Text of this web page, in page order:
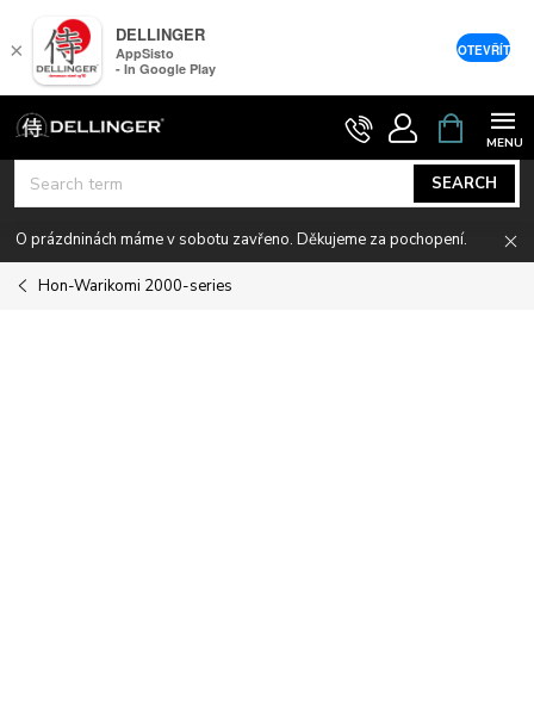
Skip
content
SEARCH
CART
O prázdninách máme v sobotu zavřeno. Děkujeme za pochopení.
Hon-Warikomi 2000-series
×
DELLINGER
AppSisto
- In Google Play
OTEVŘÍT